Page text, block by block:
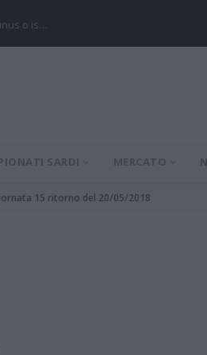
o is… Serie C -
SARDI MERCATO
15 ritorno del 20/05/2018